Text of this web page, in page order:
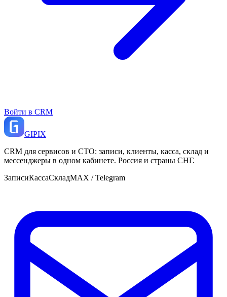
Войти в CRM
GIPIX
CRM для сервисов и СТО: записи, клиенты, касса, склад и
мессенджеры в одном кабинете. Россия и страны СНГ.
ЗаписиКассаСкладMAX / Telegram